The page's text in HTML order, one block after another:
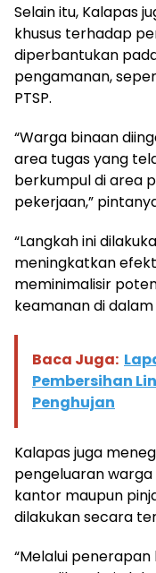
Selain itu, Kalapas
khusus terhadap
diperbantukan
pengamanan,
PTSP.
“Warga binaan
area tugas yang
berkumpul di area
pekerjaan,”
“Langkah ini
meningkatkan
meminimalisir
keamanan di dalam
Baca Juga:
Pembersihan
Penghujan
Kalapas juga
pengeluaran
kantor maupun
dilakukan secara
“Melalui